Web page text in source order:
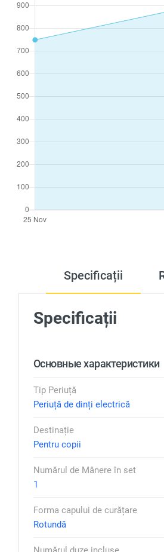
Specificații
Specificații
Основные характеристики
Tip Periuță
Periuță de dinți electrică
Destinație
Pentru copii
Numărul de Mânere în set
1
Forma capului de curățare
Rotundă